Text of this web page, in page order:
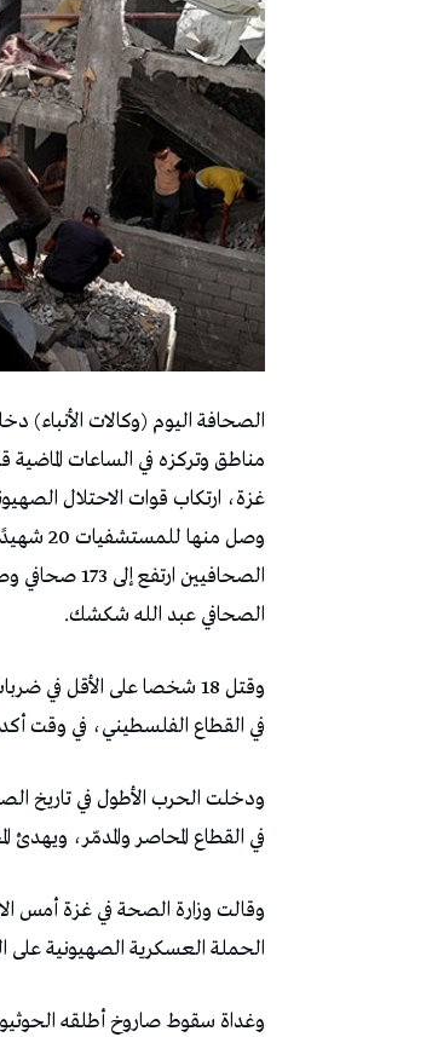
مناطق وتركزه في الساعات
غزة، ارتكاب قوات الاحتلال
الصحافيين
الصحافي عبد الله شكشك.
وقتل 18 شخصا على الأقل
في القطاع الفلسطيني، في وقت
ودخلت الحرب الأطول في تاريخ
في القطاع المحاصر والمدمّر، ويهدئ
الحملة العسكرية الصهيونية على
وغداة سقوط صاروخ أطلقه